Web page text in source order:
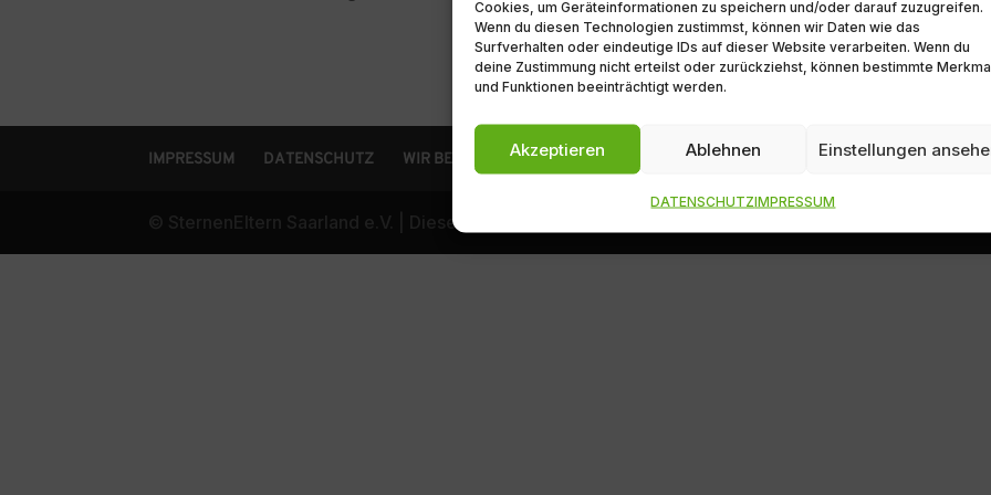
Cookies, um Geräteinformationen zu speichern und/oder darauf zuzugreifen.
Wenn du diesen Technologien zustimmst, können wir Daten wie das
Surfverhalten oder eindeutige IDs auf dieser Website verarbeiten. Wenn du
deine Zustimmung nicht erteilst oder zurückziehst, können bestimmte
und Funktionen beeinträchtigt werden.
Akzeptieren Ablehnen Einstellungen
DATENSCHUTZIMPRESSUM
IMPRESSUM DATENSCHUTZ WIR BEI YOUTUBE
© SternenEltern Saarland e.V. | Diese Webseite wurde mit Herz gemacht und gespendet von